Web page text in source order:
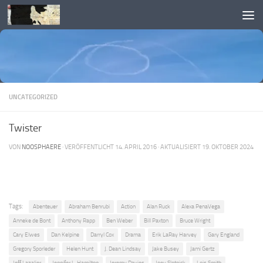
Skip to content
UNCATEGORIZED
Twister
VON NOOSPHAERE · VERÖFFENTLICHT 14. APRIL 2016 · AKTUALISIERT 19. OKTOBER 2024
Tags: Abenteuer Abraham Benrubi Action Alan Ruck Alexa PenaVega
Anneke de Bont Anthony Rapp Ben Weber Bill Paxton Bruce Wright
Cary Elwes Dan Kelpine Darryl Cox Drama Erik LaRay Harvey Gary England
Gregory Sporleder Helen Hunt J. Dean Lindsay Jake Busey Jami Gertz